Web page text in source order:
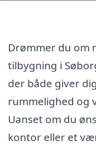
Drømmer du om
tilbygning i
der både giver
rummelighed og
Uanset om du
kontor eller et